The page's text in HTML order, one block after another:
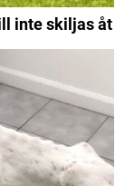
inte skiljas åt